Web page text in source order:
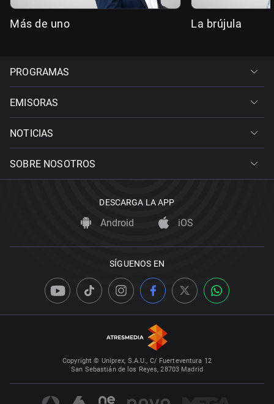
Más de uno La brújula
PROGRAMAS
EMISORAS
NOTICIAS
SOBRE NOSOTROS
DESCARGA LA APP
Android iOS
SÍGUENOS EN
Copyright © Uniprex, S.A.U., C/ Fuerteventura 12
San Sebastián de los Reyes, 28703 Madrid